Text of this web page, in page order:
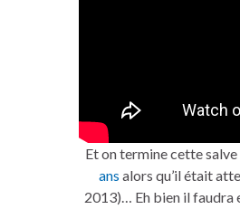
Et on termine cette salve
ans alors qu’il était
2013)… Eh bien il faudra